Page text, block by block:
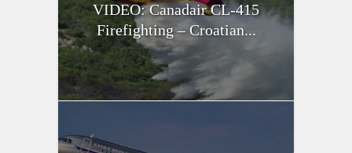
VIDEO: Canadair CL-415
Firefighting – Croatian...